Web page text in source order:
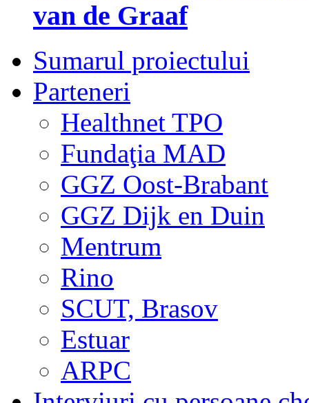
van de Graaf
Sumarul proiectului
Parteneri
Healthnet TPO
Fundaţia MAD
GGZ Oost-Brabant
GGZ Dijk en Duin
Mentrum
Rino
SCUT, Brasov
Estuar
ARPC